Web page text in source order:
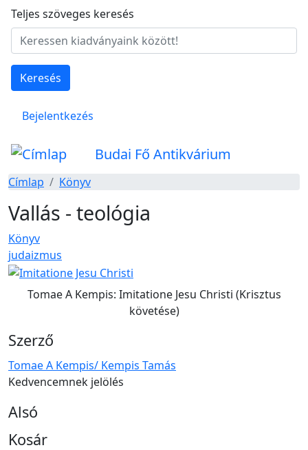
Ugrás a tartalomra
Teljes szöveges keresés
Keresés
Felhasználói fiók menüje
Bejelentkezés
Budai Fő Antikvárium
Címlap Könyv
Vallás - teológia
Könyv
judaizmus
Tomae A Kempis: Imitatione Jesu Christi (Krisztus
követése)
Szerző
Tomae A Kempis/ Kempis Tamás
Kedvencemnek jelölés
Alsó
Kosár